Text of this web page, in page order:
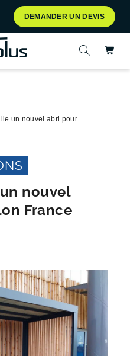
DEMANDER UN DEVIS
Ouvrir la
un nouvel abri pour
nouvel
France